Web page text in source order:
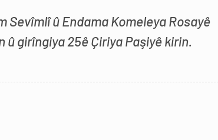
Sevîmlî û Endama Komeleya Rosayê
girîngiya 25ê Çiriya Paşiyê kirin.